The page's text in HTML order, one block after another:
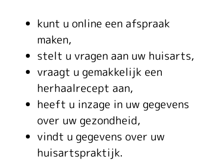
e
a
p
p
kunt u online een afspraak
maken,
stelt u vragen aan uw huisarts,
vraagt u gemakkelijk een
herhaalrecept aan,
heeft u inzage in uw gegevens
over uw gezondheid,
vindt u gegevens over uw
huisartspraktijk.